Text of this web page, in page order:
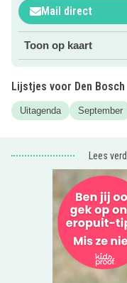
Mail direct
Toon op kaart
Lijstjes voor Den Bosch
Uitagenda September
Lees